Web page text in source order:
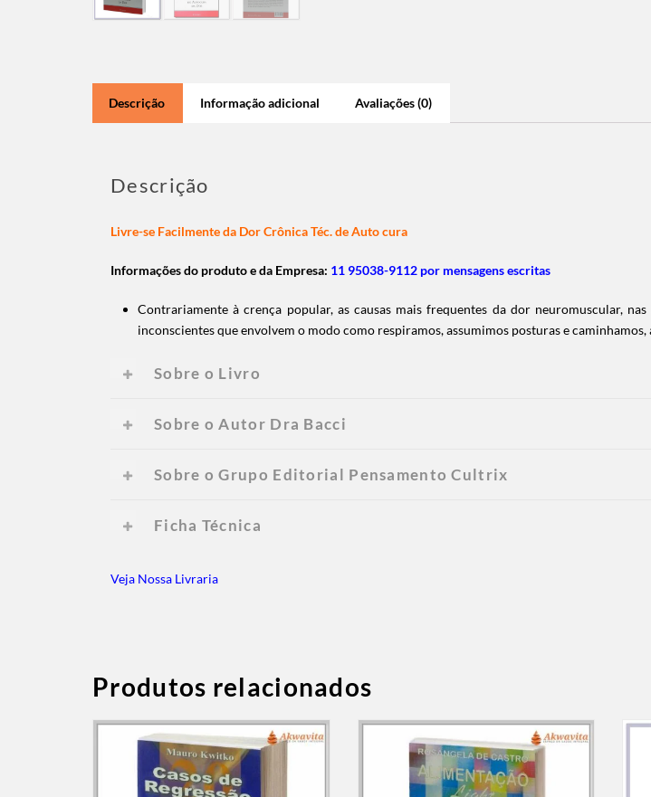
Descrição Informação adicional Avaliações (0)
Descrição
Livre-se Facilmente da DorCrônicaTéc. deAuto cura
Informações do produto e da Empresa: 11 95038-9112 por mensagens escritas
Contrariamente à crença popular, as causas mais frequentes da dor neuromuscular,
inconscientes que envolvem o modo como respiramos, assumimos posturas e
Sobre o Livro
Sobre o Autor Dra Bacci
Sobre o Grupo Editorial Pensamento Cultrix
Ficha Técnica
Veja Nossa Livraria
Produtos relacionados